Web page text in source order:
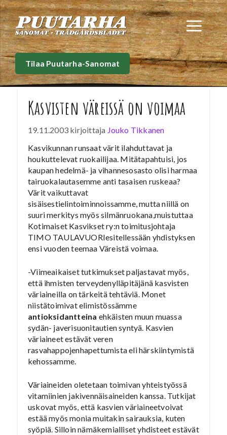
Siirry
sisältöön
Tilaa Puutarha-Sanomat
Kasvisten väreissä on voimaa
19.11.2003 kirjoittaja Jouko Tikkanen
Kasvikunnan runsaat värit ilahduttavat ja
houkuttelevat ruokailijaa. Mitätapahtuisi, jos
kaupan hedelmä- ja vihannesosasto olisi harmaa
tairuokalautasemme anti tasaisen ruskeaa?
Värit vaikuttavat
sisäisestielintoiminnoissamme, mutta niillä on
suuri merkitys myös silmänruokana,muistuttaa
Kotimaiset Kasvikset ry:n toimitusjohtaja
TIMO TAULAVUORIesitellessään yhdistyksen
ensi vuoden teemaa Väreistä voimaa.
-Viimeaikaiset tutkimukset paljastavat myös,
että ihmisten terveydenylläpitäjänä kasvisten
väriaineilla on tärkeitä tehtäviä. Monet
niistätoimivat elimistössämme
antioksidantteina ehkäisten muun muassa
sydän- javerisuonitautien syntyä. Kasvien
väriaineet estävät veren
rasvahappojenhapettumista eli härskiintymistä
kehossamme.
Väriaineiden oletetaan toimivan yhteistyössä
vitamiinien jakivennäisaineiden kanssa. Tutkijat
uskovat myös, että kasvien väriaineetvoivat
estää myös monia muitakin sairauksia, kuten
syöpiä. Silloin nämäkemialliset yhdisteet estävät